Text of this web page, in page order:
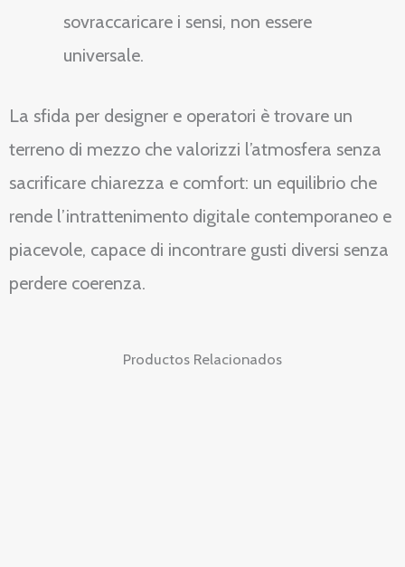
sovraccaricare i sensi, non essere
universale.
La sfida per designer e operatori è trovare un
terreno di mezzo che valorizzi l’atmosfera senza
sacrificare chiarezza e comfort: un equilibrio che
rende l’intrattenimento digitale contemporaneo e
piacevole, capace di incontrare gusti diversi senza
perdere coerenza.
Productos Relacionados